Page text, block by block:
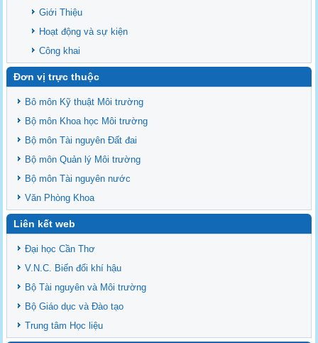
Giới Thiệu
Hoạt động và sự kiện
Công khai
Đơn vị trực thuộc
Bô môn Kỹ thuật Môi trường
Bộ môn Khoa học Môi trường
Bộ môn Tài nguyên Đất đai
Bộ môn Quản lý Môi trường
Bộ môn Tài nguyên nước
Văn Phòng Khoa
Liên kết web
Đại học Cần Thơ
V.N.C. Biến đổi khí hậu
Bộ Tài nguyên và Môi trường
Bộ Giáo dục và Đào tạo
Trung tâm Học liệu